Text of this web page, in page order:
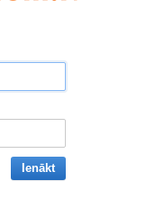
Ienākt